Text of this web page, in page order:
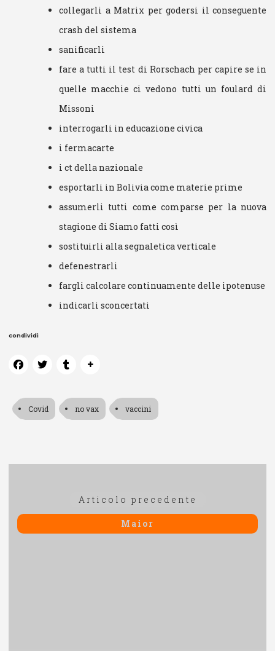
collegarli a Matrix per godersi il conseguente
crash del sistema
sanificarli
fare a tutti il test di Rorschach per capire se in
quelle macchie ci vedono tutti un foulard di
Missoni
interrogarli in educazione civica
i fermacarte
i ct della nazionale
esportarli in Bolivia come materie prime
assumerli tutti come comparse per la nuova
stagione di Siamo fatti così
sostituirli alla segnaletica verticale
defenestrarli
fargli calcolare continuamente delle ipotenuse
indicarli sconcertati
condividi
Covid no vax vaccini
Articolo precedente
precedente:
Maior